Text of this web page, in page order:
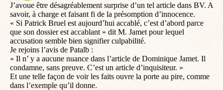
J’avoue être désagréablement surprise d’un tel article dans BV. A
savoir, à charge et faisant fi de la présomption d’innocence.
« Si Patrick Bruel est aujourd’hui accablé, c’est d’abord parce
que son dossier est accablant » dit M. Jamet pour lequel
accusation semble bien signifier culpabilité.
Je rejoins l’avis de Patalb :
« Il n’ y a aucune nuance dans l’article de Dominique Jamet. Il
condamne, sans preuve. C’est un article d’inquisiteur. »
Et une telle façon de voir les faits ouvre la porte au pire, comme
dans l’exemple qu’il donne.